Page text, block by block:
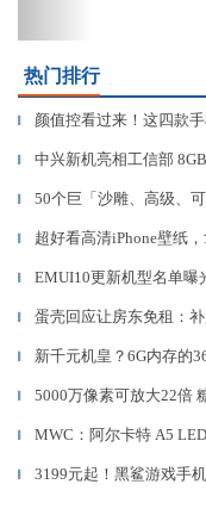
热门排行
▎ 颜值控看过来！这四款
▎ 中兴新机亮相工信部
▎ 50个巨「沙雕、高级、
▎ 超好看高清iPhone壁纸
▎ EMUI10更新机型名单曝
▎ 蛋壳回应让房东免租：
▎ 新千元机皇？6G内存的
▎ 5000万像素可放大22倍
▎ MWC：阿尔卡特 A5
▎ 3199元起！黑鲨游戏手